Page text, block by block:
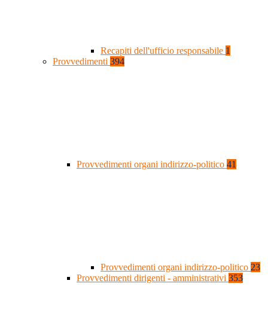
Recapiti dell'ufficio responsabile 1
Provvedimenti 394
Provvedimenti organi indirizzo-politico 41
Provvedimenti organi indirizzo-politico 23
Provvedimenti dirigenti - amministrativi 353